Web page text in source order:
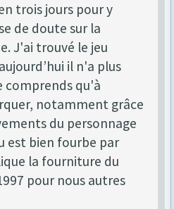
trois jours pour y
de doute sur la
J'ai trouvé le jeu
il n'a plus
comprends qu'à
notamment grâce
du personnage
est bien fourbe par
la fourniture du
pour nous autres